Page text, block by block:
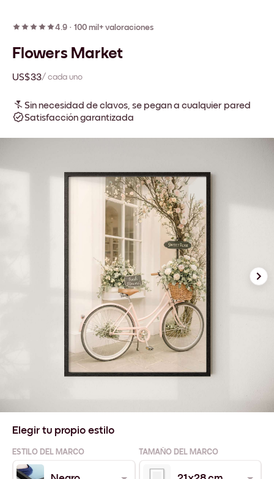
4.9 · 100 mil+ valoraciones
Flowers Market
US$33/ cada uno
Sin necesidad de clavos, se pegan a cualquier pared
Satisfacción garantizada
Elegir tu propio estilo
ESTILO DEL MARCO TAMAÑO DEL MARCO